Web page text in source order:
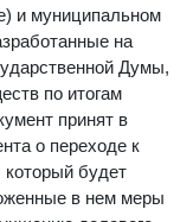
и муниципальном
на
Думы,
по итогам
принят в
о переходе к
который будет
в нем меры